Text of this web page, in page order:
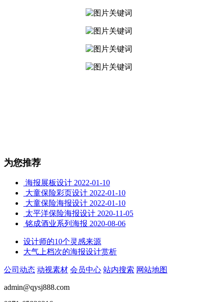
为您推荐
海报展板设计 2022-01-10
大童保险彩页设计 2022-01-10
大童保险海报设计 2022-01-10
太平洋保险海报设计 2020-11-05
铭成酒业系列海报 2020-08-06
设计师的10个灵感来源
大气上档次的海报设计赏析
公司动态 动视素材 会员中心 站内搜索 网站地图
admin@qysj888.com